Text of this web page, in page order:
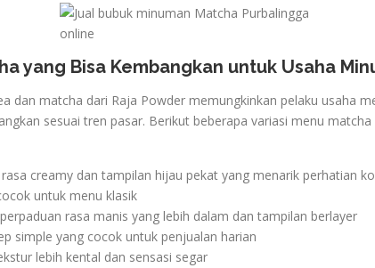
yang Bisa Kembangkan untuk Usaha
dan matcha dari Raja Powder memungkinkan pelaku usaha
sesuai tren pasar. Berikut beberapa variasi menu
creamy dan tampilan hijau pekat yang menarik perhatian
untuk menu klasik
rasa manis yang lebih dalam dan tampilan berlayer
simple yang cocok untuk penjualan harian
lebih kental dan sensasi segar